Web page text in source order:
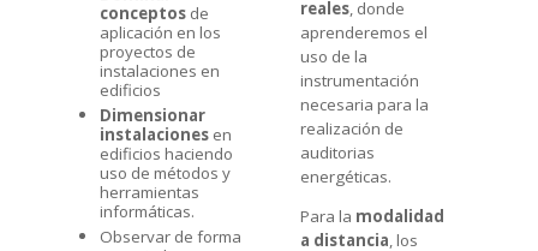
conceptosde
aplicación en los
proyectos de
instalaciones en
edificios
Dimensionar
instalacionesen
edificios haciendo
uso de métodos y
herramientas
informáticas.
Observar de forma
reales, donde
aprenderemos el
uso de la
instrumentación
necesaria para la
realización de
auditorias
energéticas.
Para la modalidad
a distancia, los